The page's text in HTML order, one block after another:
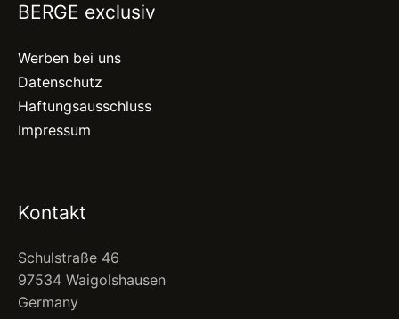
BERGE exclusiv
Werben bei uns
Datenschutz
Haftungsausschluss
Impressum
Kontakt
Schulstraße 46
97534 Waigolshausen
Germany